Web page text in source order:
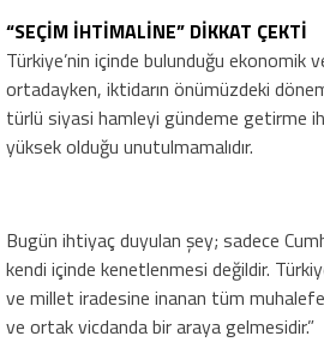
“SEÇİM İHTİMALİNE” DİKKAT ÇEKTİ
Türkiye’nin içinde bulunduğu ekonomik
ortadayken, iktidarın önümüzdeki
türlü siyasi hamleyi gündeme getirme
yüksek olduğu unutulmamalıdır.
Bugün ihtiyaç duyulan şey; sadece
kendi içinde kenetlenmesi değildir.
ve millet iradesine inanan tüm
ve ortak vicdanda bir araya gelmesidir.”